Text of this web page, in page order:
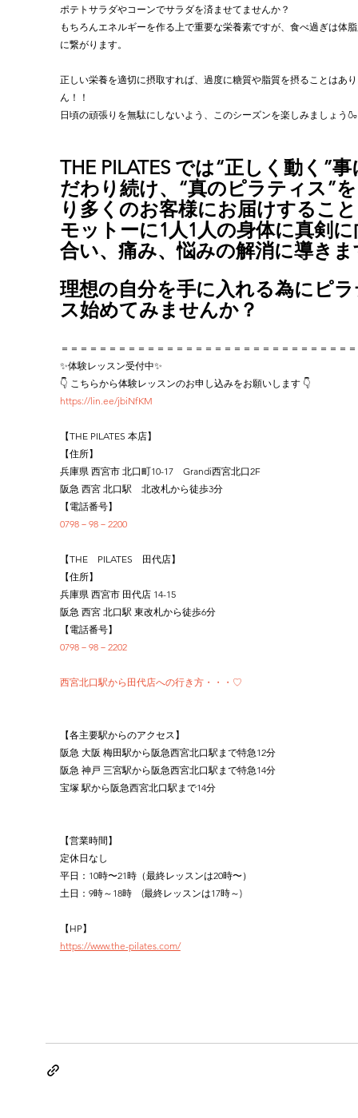
ポテトサラダやコーンでサラダを済ませてませんか？
もちろんエネルギーを作る上で重要な栄養素ですが、食べ過ぎは体
に繋がります。
正しい栄養を適切に摂取すれば、過度に糖質や脂質を摂ることはあ
ん！！
日頃の頑張りを無駄にしないよう、このシーズンを楽しみましょう🍶
THE PILATES では“正しく動く”
だわり続け、“真のピラティス”
り多くのお客様にお届けするこ
モットーに1人1人の身体に真剣
合い、痛み、悩みの解消に導きま
理想の自分を手に入れる為にピ
ス始めてみませんか？
＝＝＝＝＝＝＝＝＝＝＝＝＝＝＝＝＝＝＝＝＝＝＝＝＝＝＝＝＝＝
✨体験レッスン受付中✨
👇 こちらから体験レッスンのお申し込みをお願いします 👇
https://lin.ee/jbiNfKM
【THE PILATES 本店】
【住所】
兵庫県 西宮市 北口町10-17　Grandi西宮北口2F
阪急 西宮 北口駅　北改札から徒歩3分
【電話番号】
0798－98－2200
【THE　PILATES　田代店】
【住所】
兵庫県 西宮市 田代店 14-15
阪急 西宮 北口駅 東改札から徒歩6分
【電話番号】
0798－98－2202
西宮北口駅から田代店への行き方・・・♡
【各主要駅からのアクセス】
阪急 大阪 梅田駅から阪急西宮北口駅まで特急12分
阪急 神戸 三宮駅から阪急西宮北口駅まで特急14分
宝塚 駅から阪急西宮北口駅まで14分
【営業時間】
定休日なし
平日：10時〜21時（最終レッスンは20時〜）
土日：9時～18時　(最終レッスンは17時～)
【HP】
https://www.the-pilates.com/